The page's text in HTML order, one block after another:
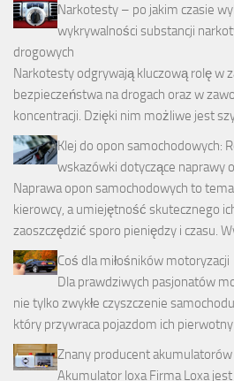
Narkotesty – po jakim czasie
wykrywalności substancji
drogowych
Narkotesty odgrywają kluczową rolę w
bezpieczeństwa na drogach oraz w
koncentracji. Dzięki nim możliwe jest
Klej do opon samochodowych:
wskazówki dotyczące naprawy
Naprawa opon samochodowych to
kierowcy, a umiejętność skutecznego
zaoszczędzić sporo pieniędzy i czasu.
Coś dla miłośników motoryzacji
Dla prawdziwych pasjonatów
nie tylko zwykłe czyszczenie
który przywraca pojazdom ich
Znany producent
Akumulator loxa Firma Loxa